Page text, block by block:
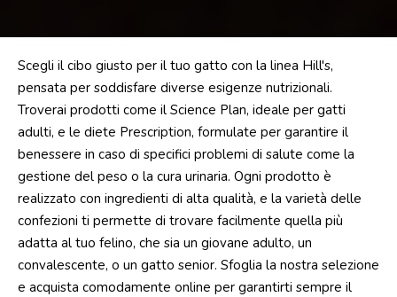
Uccelli
Chi
siamo
Contatti
Punti
vendita
Blog
e
news
Scegli il cibo giusto per il tuo gatto con la linea Hill's,
pensata per soddisfare diverse esigenze nutrizionali.
Troverai prodotti come il Science Plan, ideale per gatti
adulti, e le diete Prescription, formulate per garantire il
benessere in caso di specifici problemi di salute come la
gestione del peso o la cura urinaria. Ogni prodotto è
realizzato con ingredienti di alta qualità, e la varietà delle
confezioni ti permette di trovare facilmente quella più
adatta al tuo felino, che sia un giovane adulto, un
convalescente, o un gatto senior. Sfoglia la nostra selezione
e acquista comodamente online per garantirti sempre il